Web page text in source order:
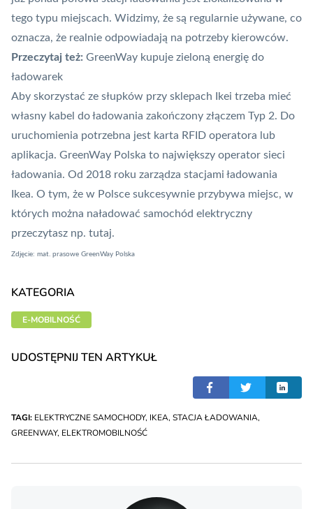
tego typu miejscach. Widzimy, że są regularnie używane, co
oznacza, że realnie odpowiadają na potrzeby kierowców.
Przeczytaj też: GreenWay kupuje zieloną energię do
ładowarek
Aby skorzystać ze słupków przy sklepach Ikei trzeba mieć
własny kabel do ładowania zakończony złączem Typ 2. Do
uruchomienia potrzebna jest karta RFID operatora lub
aplikacja. GreenWay Polska to największy operator sieci
ładowania. Od 2018 roku zarządza stacjami ładowania
Ikea. O tym, że w Polsce sukcesywnie przybywa miejsc, w
których można naładować samochód elektryczny
przeczytasz np. tutaj.
Zdjęcie: mat. prasowe GreenWay Polska
KATEGORIA
E-MOBILNOŚĆ
UDOSTĘPNIJ TEN ARTYKUŁ
TAGI: ELEKTRYCZNE SAMOCHODY, IKEA, STACJA ŁADOWANIA,
GREENWAY, ELEKTROMOBILNOŚĆ